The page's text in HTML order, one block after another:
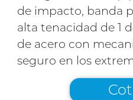
de impacto, banda
alta tenacidad de 1
de acero con
seguro en los